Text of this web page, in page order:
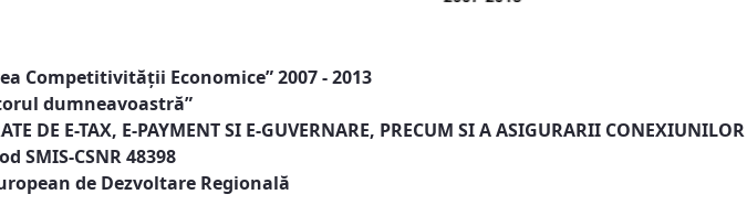
Competitivităţii Economice” 2007 - 2013
dumneavoastră”
DE E-TAX, E-PAYMENT SI E-GUVERNARE, PRECUM SI A ASIGURARII CONEXIUNILOR
SMIS-CSNR 48398
de Dezvoltare Regională